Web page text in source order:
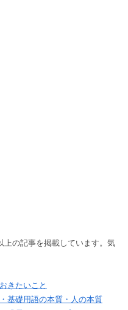
上の記事を掲載しています。気
きたいこと
基礎用語の本質・人の本質